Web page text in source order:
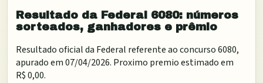
Resultado da Federal 6080: números
sorteados, ganhadores e prêmio
Resultado oficial da Federal referente ao concurso6080,
apurado em07/04/2026. Proximo premio estimado em
R$ 0,00.